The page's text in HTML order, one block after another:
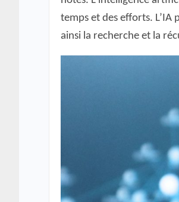
temps et des efforts.
ainsi la recherche et la